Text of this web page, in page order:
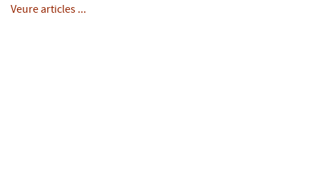
Veure articles ...